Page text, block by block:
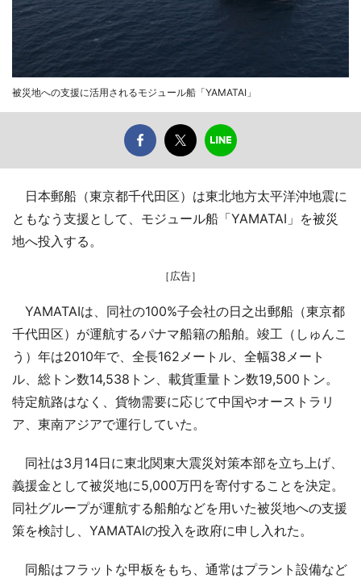
被災地への支援に活用されるモジュール船「YAMATAI」
日本郵船（東京都千代田区）は東北地方太平洋沖地震に
ともなう支援として、モジュール船「YAMATAI」を被災
地へ投入する。
［広告］
YAMATAIは、同社の100%子会社の日之出郵船（東京都
千代田区）が運航するパナマ船籍の船舶。竣工（しゅんこ
う）年は2010年で、全長162メートル、全幅38メート
ル、総トン数14,538トン、載貨重量トン数19,500トン。
特定航路はなく、貨物需要に応じて中国やオーストラリ
ア、東南アジアで運行していた。
同社は3月14日に東北関東大震災対策本部を立ち上げ、
義援金として被災地に5,000万円を寄付することを決定。
同社グループが運航する船舶などを用いた被災地への支援
策を検討し、YAMATAIの投入を政府に申し入れた。
同船はフラットな甲板をもち、通常はプラント設備など